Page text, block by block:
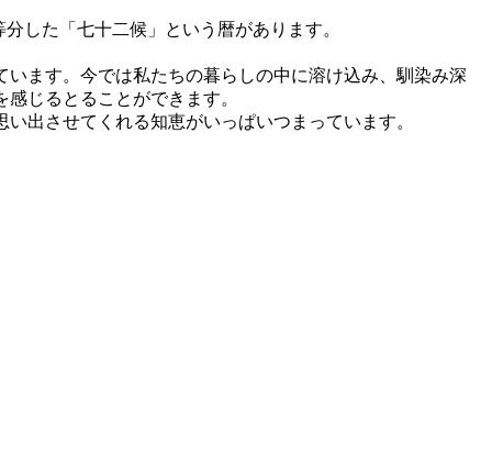
した「七十二候」という暦があります。
ます。今では私たちの暮らしの中に溶け込み、馴染み深
じるとることができます。
出させてくれる知恵がいっぱいつまっています。